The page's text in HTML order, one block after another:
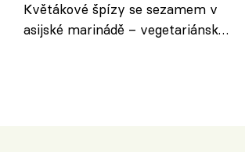
Květákové špízy se sezamem v
asijské marinádě – vegetariánská